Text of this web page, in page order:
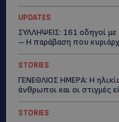
UPDATES
ΣΥΛΛΗΨΕΙΣ: 161 οδηγοί
– Η παράβαση που
STORIES
ΓΕΝΕΘΛΙΟΣ ΗΜΕΡΑ: Η
άνθρωποι και οι στιγμές
STORIES